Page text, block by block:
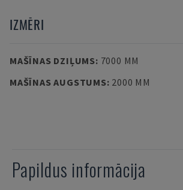
IZMĒRI
MAŠĪNAS DZIĻUMS: 7000 MM
MAŠĪNAS AUGSTUMS: 2000 MM
Papildus informācija